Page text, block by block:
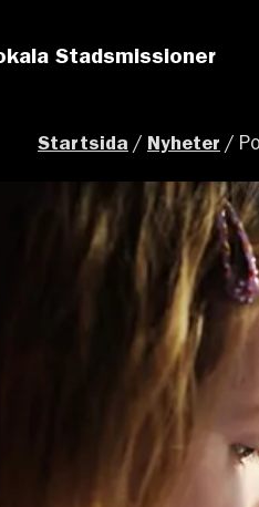
Stadsmissioner
Startsida / Nyheter /